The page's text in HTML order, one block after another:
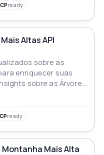
ready
Altas API
sobre as
enriquecer suas
sobre as Árvores
ready
Mais Alta